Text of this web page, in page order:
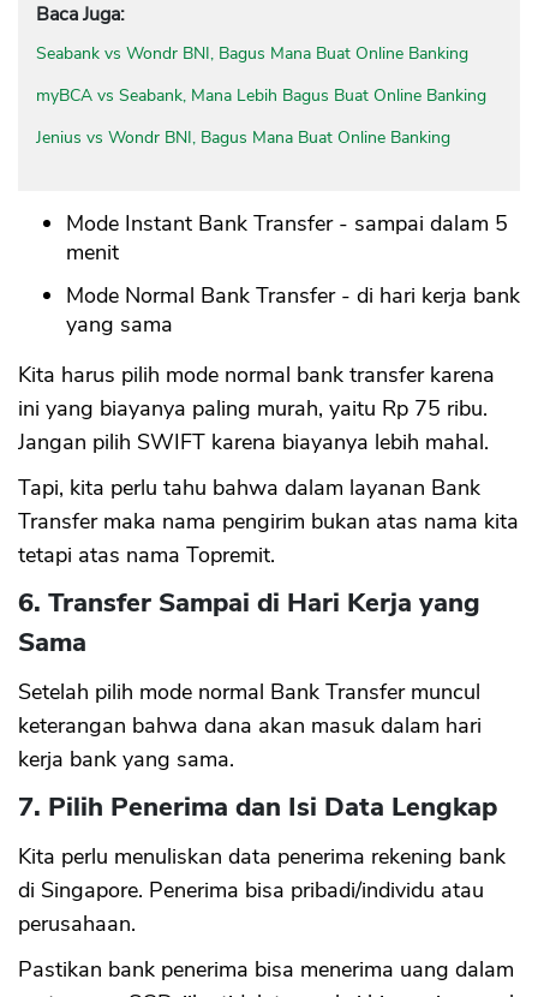
Baca Juga:
Seabank vs Wondr BNI, Bagus Mana Buat Online Banking
myBCA vs Seabank, Mana Lebih Bagus Buat Online Banking
Jenius vs Wondr BNI, Bagus Mana Buat Online Banking
Mode Instant Bank Transfer - sampai dalam 5
menit
Mode Normal Bank Transfer - di hari kerja bank
yang sama
Kita harus pilih mode normal bank transfer karena
ini yang biayanya paling murah, yaitu Rp 75 ribu.
Jangan pilih SWIFT karena biayanya lebih mahal.
Tapi, kita perlu tahu bahwa dalam layanan Bank
Transfer maka nama pengirim bukan atas nama kita
tetapi atas nama Topremit.
6. Transfer Sampai di Hari Kerja yang
Sama
Setelah pilih mode normal Bank Transfer muncul
keterangan bahwa dana akan masuk dalam hari
kerja bank yang sama.
7. Pilih Penerima dan Isi Data Lengkap
Kita perlu menuliskan data penerima rekening bank
di Singapore. Penerima bisa pribadi/individu atau
perusahaan.
Pastikan bank penerima bisa menerima uang dalam